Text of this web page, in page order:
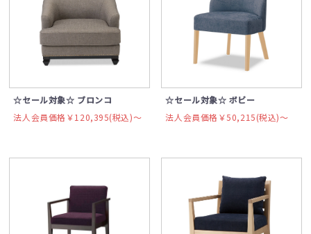
☆セール対象☆ ブロンコ
法人会員価格￥120,395(税込)〜
☆セール対象☆ ボビー
法人会員価格￥50,215(税込)〜